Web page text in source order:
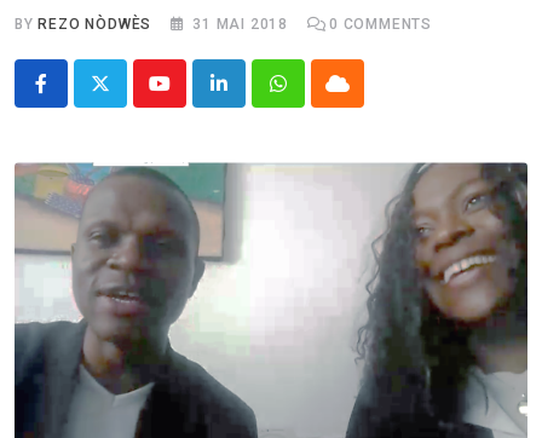
BY REZO NÒDWÈS 31 MAI 2018 0 COMMENTS
YoutubeLinkedInWhatsappCloud